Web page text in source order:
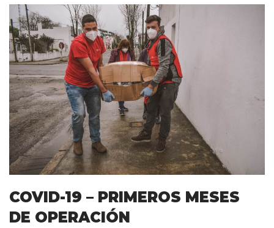
COVID-19 – PRIMEROS MESES
DE OPERACIÓN